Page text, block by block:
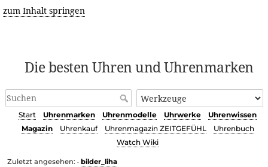
zum Inhalt springen
Die besten Uhren und Uhrenmarken
Start Uhrenmarken Uhrenmodelle Uhrwerke
Uhrenwissen
Magazin
Uhrenkauf Uhrenmagazin ZEITGEFÜHL
Uhrenbuch
Watch Wiki
Zuletzt angesehen: • bilder_liha